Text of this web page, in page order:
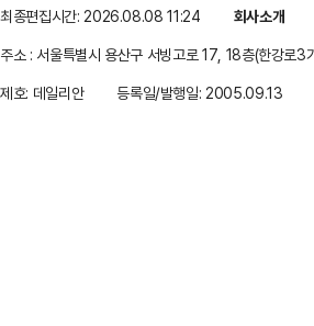
최종편집시간: 2026.08.08 11:24 회사소개
주소 : 서울특별시 용산구 서빙고로 17, 18층(한강로3
제호: 데일리안
등록일/발행일: 2005.09.13